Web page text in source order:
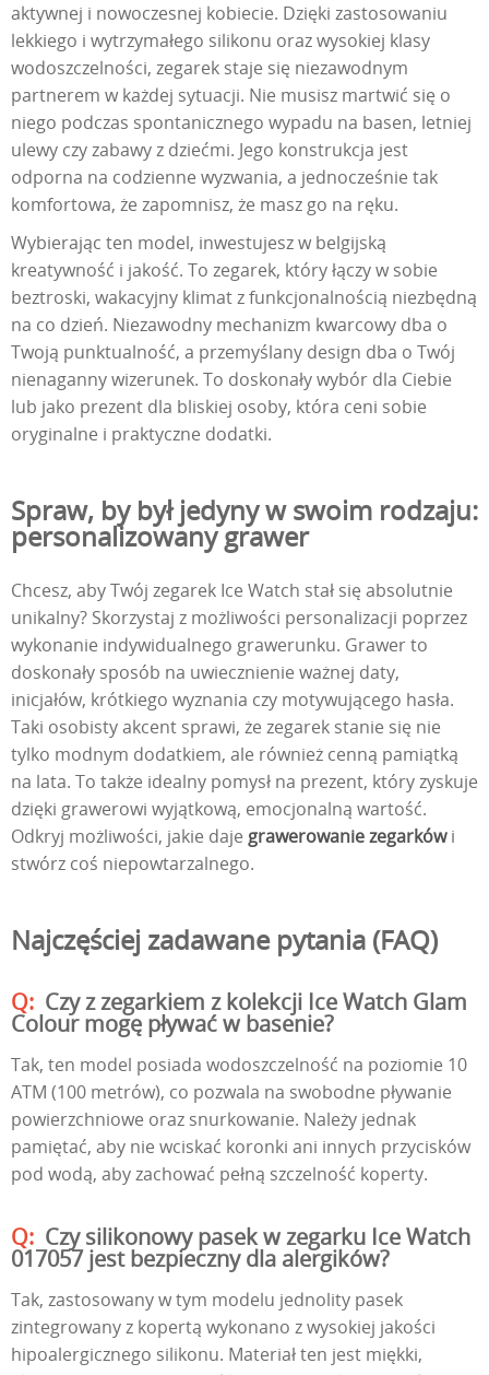
aktywnej i nowoczesnej kobiecie. Dzięki zastosowaniu
lekkiego i wytrzymałego silikonu oraz wysokiej klasy
wodoszczelności, zegarek staje się niezawodnym
partnerem w każdej sytuacji. Nie musisz martwić się o
niego podczas spontanicznego wypadu na basen, letniej
ulewy czy zabawy z dziećmi. Jego konstrukcja jest
odporna na codzienne wyzwania, a jednocześnie tak
komfortowa, że zapomnisz, że masz go na ręku.
Wybierając ten model, inwestujesz w belgijską
kreatywność i jakość. To zegarek, który łączy w sobie
beztroski, wakacyjny klimat z funkcjonalnością niezbędną
na co dzień. Niezawodny mechanizm kwarcowy dba o
Twoją punktualność, a przemyślany design dba o Twój
nienaganny wizerunek. To doskonały wybór dla Ciebie
lub jako prezent dla bliskiej osoby, która ceni sobie
oryginalne i praktyczne dodatki.
Spraw, by był jedyny w swoim rodzaju:
personalizowany grawer
Chcesz, aby Twój zegarek Ice Watch stał się absolutnie
unikalny? Skorzystaj z możliwości personalizacji poprzez
wykonanie indywidualnego grawerunku. Grawer to
doskonały sposób na uwiecznienie ważnej daty,
inicjałów, krótkiego wyznania czy motywującego hasła.
Taki osobisty akcent sprawi, że zegarek stanie się nie
tylko modnym dodatkiem, ale również cenną pamiątką
na lata. To także idealny pomysł na prezent, który zyskuje
dzięki grawerowi wyjątkową, emocjonalną wartość.
Odkryj możliwości, jakie daje grawerowanie zegarkówi
stwórz coś niepowtarzalnego.
Najczęściej zadawane pytania (FAQ)
Czy z zegarkiem z kolekcji Ice Watch Glam
Colour mogę pływać w basenie?
Tak, ten model posiada wodoszczelność na poziomie 10
ATM (100 metrów), co pozwala na swobodne pływanie
powierzchniowe oraz snurkowanie. Należy jednak
pamiętać, aby nie wciskać koronki ani innych przycisków
pod wodą, aby zachować pełną szczelność koperty.
Czy silikonowy pasek w zegarku Ice Watch
017057 jest bezpieczny dla alergików?
Tak, zastosowany w tym modelu jednolity pasek
zintegrowany z kopertą wykonano z wysokiej jakości
hipoalergicznego silikonu. Materiał ten jest miękki,